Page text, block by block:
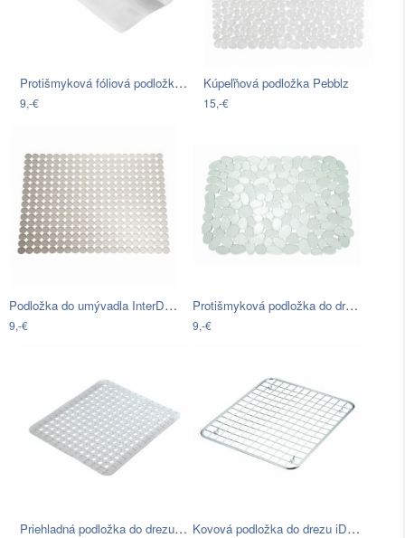
Protišmyková fóliová podložka Wenko…
9,-€
Kúpeľňová podložka Pebblz
15,-€
Podložka do umývadla InterDesign Orbz…
9,-€
Protišmyková podložka do dresu…
9,-€
Priehladná podložka do drezu Wenko Sink… Kovová podložka do drezu iDesign Gia,…